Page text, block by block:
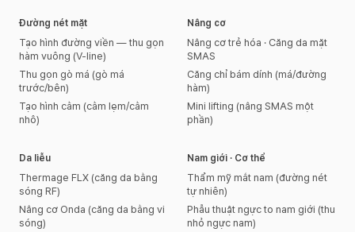
Đường nét mặt
Tạo hình đường viền — thu gọn
hàm vuông (V-line)
Thu gọn gò má (gò má
trước/bên)
Tạo hình cằm (cằm lẹm/cằm
nhô)
Nâng cơ
Nâng cơ trẻ hóa · Căng da mặt
SMAS
Căng chỉ bám dính (má/đường
hàm)
Mini lifting (nâng SMAS một
phần)
Da liễu
Thermage FLX (căng da bằng
sóng RF)
Nâng cơ Onda (căng da bằng vi
sóng)
Nam giới · Cơ thể
Thẩm mỹ mắt nam (đường nét
tự nhiên)
Phẫu thuật ngực to nam giới (thu
nhỏ ngực nam)